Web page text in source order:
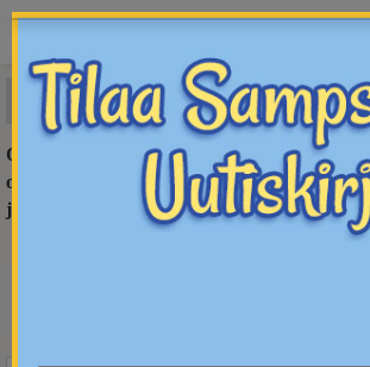
sampsukka
OMPELUNEULAT
Ompelukoneneulat, silmäneulat ja hakaneulat
ompeluprojekteihin. Nämä
jäljen ja onnistumisen.